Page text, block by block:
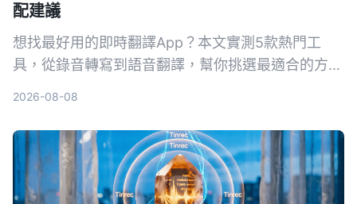
配建議
想找最好用的即時翻譯App？本文實測5款熱門工
具，從錄音轉寫到語音翻譯，幫你挑選最適合的方
2026-08-08